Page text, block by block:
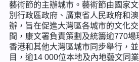
藝術節的主辦城市。藝術節由國家
別行政區政府、廣東省人民政府和
辦，旨在促進大灣區各城市的文化
間，康文署負責策劃及統籌逾770
香港和其他大灣區城市同步舉行，
目，逾14 000位本地及內地藝文同